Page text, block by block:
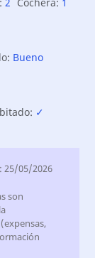
2 Cochera: 1
Bueno
✓
25/05/2026
son